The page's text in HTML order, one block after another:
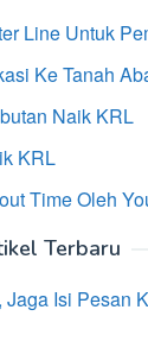
Line Untuk
Ke Tanah
Naik KRL
KRL
Time Oleh
Terbaru
Isi Pesan